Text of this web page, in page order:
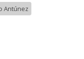
Antúnez